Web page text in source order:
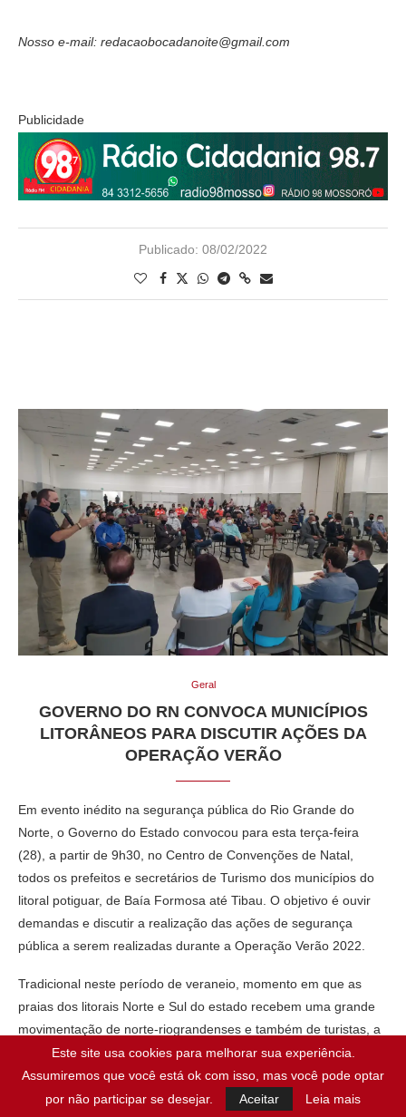
Nosso e-mail: redacaobocadanoite@gmail.com
Publicidade
Publicado: 08/02/2022
Geral
GOVERNO DO RN CONVOCA MUNICÍPIOS
LITORÂNEOS PARA DISCUTIR AÇÕES DA
OPERAÇÃO VERÃO
Em evento inédito na segurança pública do Rio Grande do
Norte, o Governo do Estado convocou para esta terça-feira
(28), a partir de 9h30, no Centro de Convenções de Natal,
todos os prefeitos e secretários de Turismo dos municípios do
litoral potiguar, de Baía Formosa até Tibau. O objetivo é ouvir
demandas e discutir a realização das ações de segurança
pública a serem realizadas durante a Operação Verão 2022.
Tradicional neste período de veraneio, momento em que as
praias dos litorais Norte e Sul do estado recebem uma grande
movimentação de norte-riograndenses e também de turistas, a
Operação Verão possui um planejamento estratégico entre as
forças de segurança do Estado, com participação efetiva da
Polícia Militar, Polícia Civil, Corpo de Bombeiros e Instituto
Este site usa cookies para melhorar sua experiência.
Assumiremos que você está ok com isso, mas você pode optar
por não participar se desejar.
Aceitar Leia mais